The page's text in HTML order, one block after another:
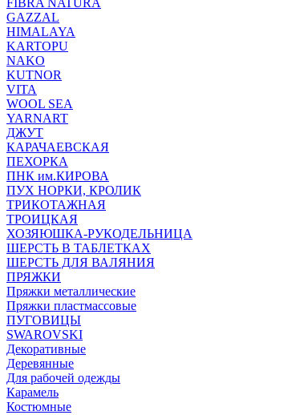
FIBRA NATURA
GAZZAL
HIMALAYA
KARTOPU
NAKO
KUTNOR
VITA
WOOL SEA
YARNART
ДЖУТ
КАРАЧАЕВСКАЯ
ПЕХОРКА
ПНК им.КИРОВА
ПУХ НОРКИ, КРОЛИК
ТРИКОТАЖНАЯ
ТРОИЦКАЯ
ХОЗЯЮШКА-РУКОДЕЛЬНИЦА
ШЕРСТЬ В ТАБЛЕТКАХ
ШЕРСТЬ ДЛЯ ВАЛЯНИЯ
ПРЯЖКИ
Пряжки металлические
Пряжки пластмассовые
ПУГОВИЦЫ
SWAROVSKI
Декоративные
Деревянные
Для рабочей одежды
Карамель
Костюмные